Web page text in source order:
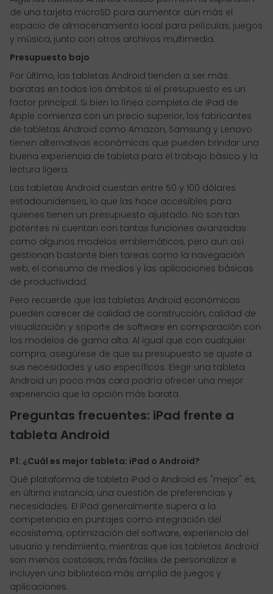
de una tarjeta microSD para aumentar aún más el
espacio de almacenamiento local para películas, juegos
y música, junto con otros archivos multimedia.
Presupuesto bajo
Por último, las tabletas Android tienden a ser más
baratas en todos los ámbitos si el presupuesto es un
factor principal. Si bien la línea completa de iPad de
Apple comienza con un precio superior, los fabricantes
de tabletas Android como Amazon, Samsung y Lenovo
tienen alternativas económicas que pueden brindar una
buena experiencia de tableta para el trabajo básico y la
lectura ligera.
Las tabletas Android cuestan entre 50 y 100 dólares
estadounidenses, lo que las hace accesibles para
quienes tienen un presupuesto ajustado. No son tan
potentes ni cuentan con tantas funciones avanzadas
como algunos modelos emblemáticos, pero aun así
gestionan bastante bien tareas como la navegación
web, el consumo de medios y las aplicaciones básicas
de productividad.
Pero recuerde que las tabletas Android económicas
pueden carecer de calidad de construcción, calidad de
visualización y soporte de software en comparación con
los modelos de gama alta. Al igual que con cualquier
compra, asegúrese de que su presupuesto se ajuste a
sus necesidades y uso específicos. Elegir una tableta
Android un poco más cara podría ofrecer una mejor
experiencia que la opción más barata.
Preguntas frecuentes: iPad frente a
tableta Android
P1: ¿Cuál es mejor tableta: iPad o Android?
Qué plataforma de tableta iPad o Android es "mejor" es,
en última instancia, una cuestión de preferencias y
necesidades. El iPad generalmente supera a la
competencia en puntajes como integración del
ecosistema, optimización del software, experiencia del
usuario y rendimiento, mientras que las tabletas Android
son menos costosas, más fáciles de personalizar e
incluyen una biblioteca más amplia de juegos y
aplicaciones.